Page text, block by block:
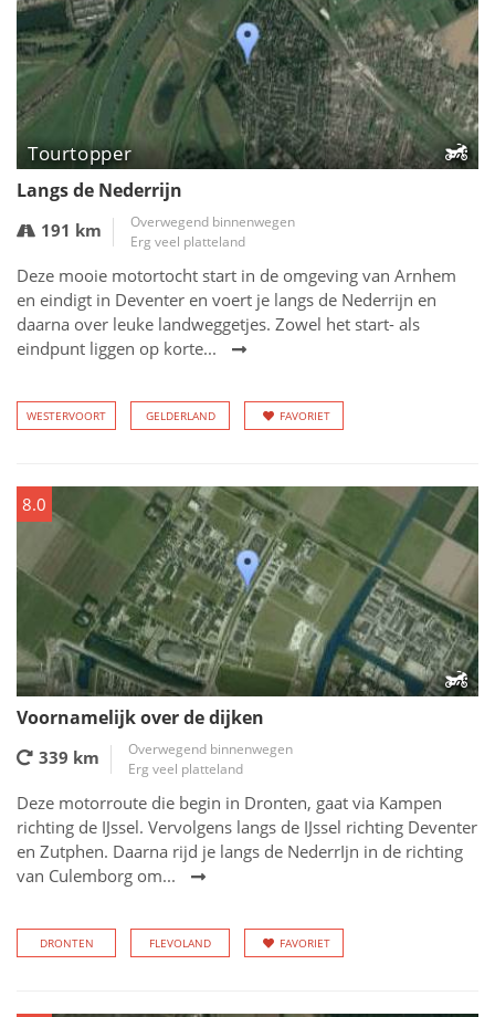
Tourtopper
Langs de Nederrijn
191 km
Overwegend binnenwegen
Erg veel platteland
Deze mooie motortocht start in de omgeving van Arnhem
en eindigt in Deventer en voert je langs de Nederrijn en
daarna over leuke landweggetjes. Zowel het start- als
eindpunt liggen op korte...
WESTERVOORT GELDERLAND FAVORIET
8.0
Voornamelijk over de dijken
339 km
Overwegend binnenwegen
Erg veel platteland
Deze motorroute die begin in Dronten, gaat via Kampen
richting de IJssel. Vervolgens langs de IJssel richting Deventer
en Zutphen. Daarna rijd je langs de NederrIjn in de richting
van Culemborg om...
DRONTEN FLEVOLAND FAVORIET